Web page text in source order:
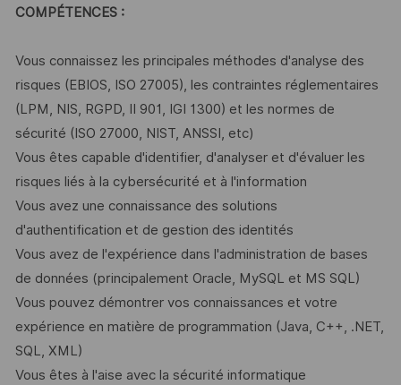
COMPÉTENCES :
Vous connaissez les principales méthodes d'analyse des
risques (EBIOS, ISO 27005), les contraintes réglementaires
(LPM, NIS, RGPD, II 901, IGI 1300) et les normes de
sécurité (ISO 27000, NIST, ANSSI, etc)
Vous êtes capable d'identifier, d'analyser et d'évaluer les
risques liés à la cybersécurité et à l'information
Vous avez une connaissance des solutions
d'authentification et de gestion des identités
Vous avez de l'expérience dans l'administration de bases
de données (principalement Oracle, MySQL et MS SQL)
Vous pouvez démontrer vos connaissances et votre
expérience en matière de programmation (Java, C++, .NET,
SQL, XML)
Vous êtes à l'aise avec la sécurité informatique